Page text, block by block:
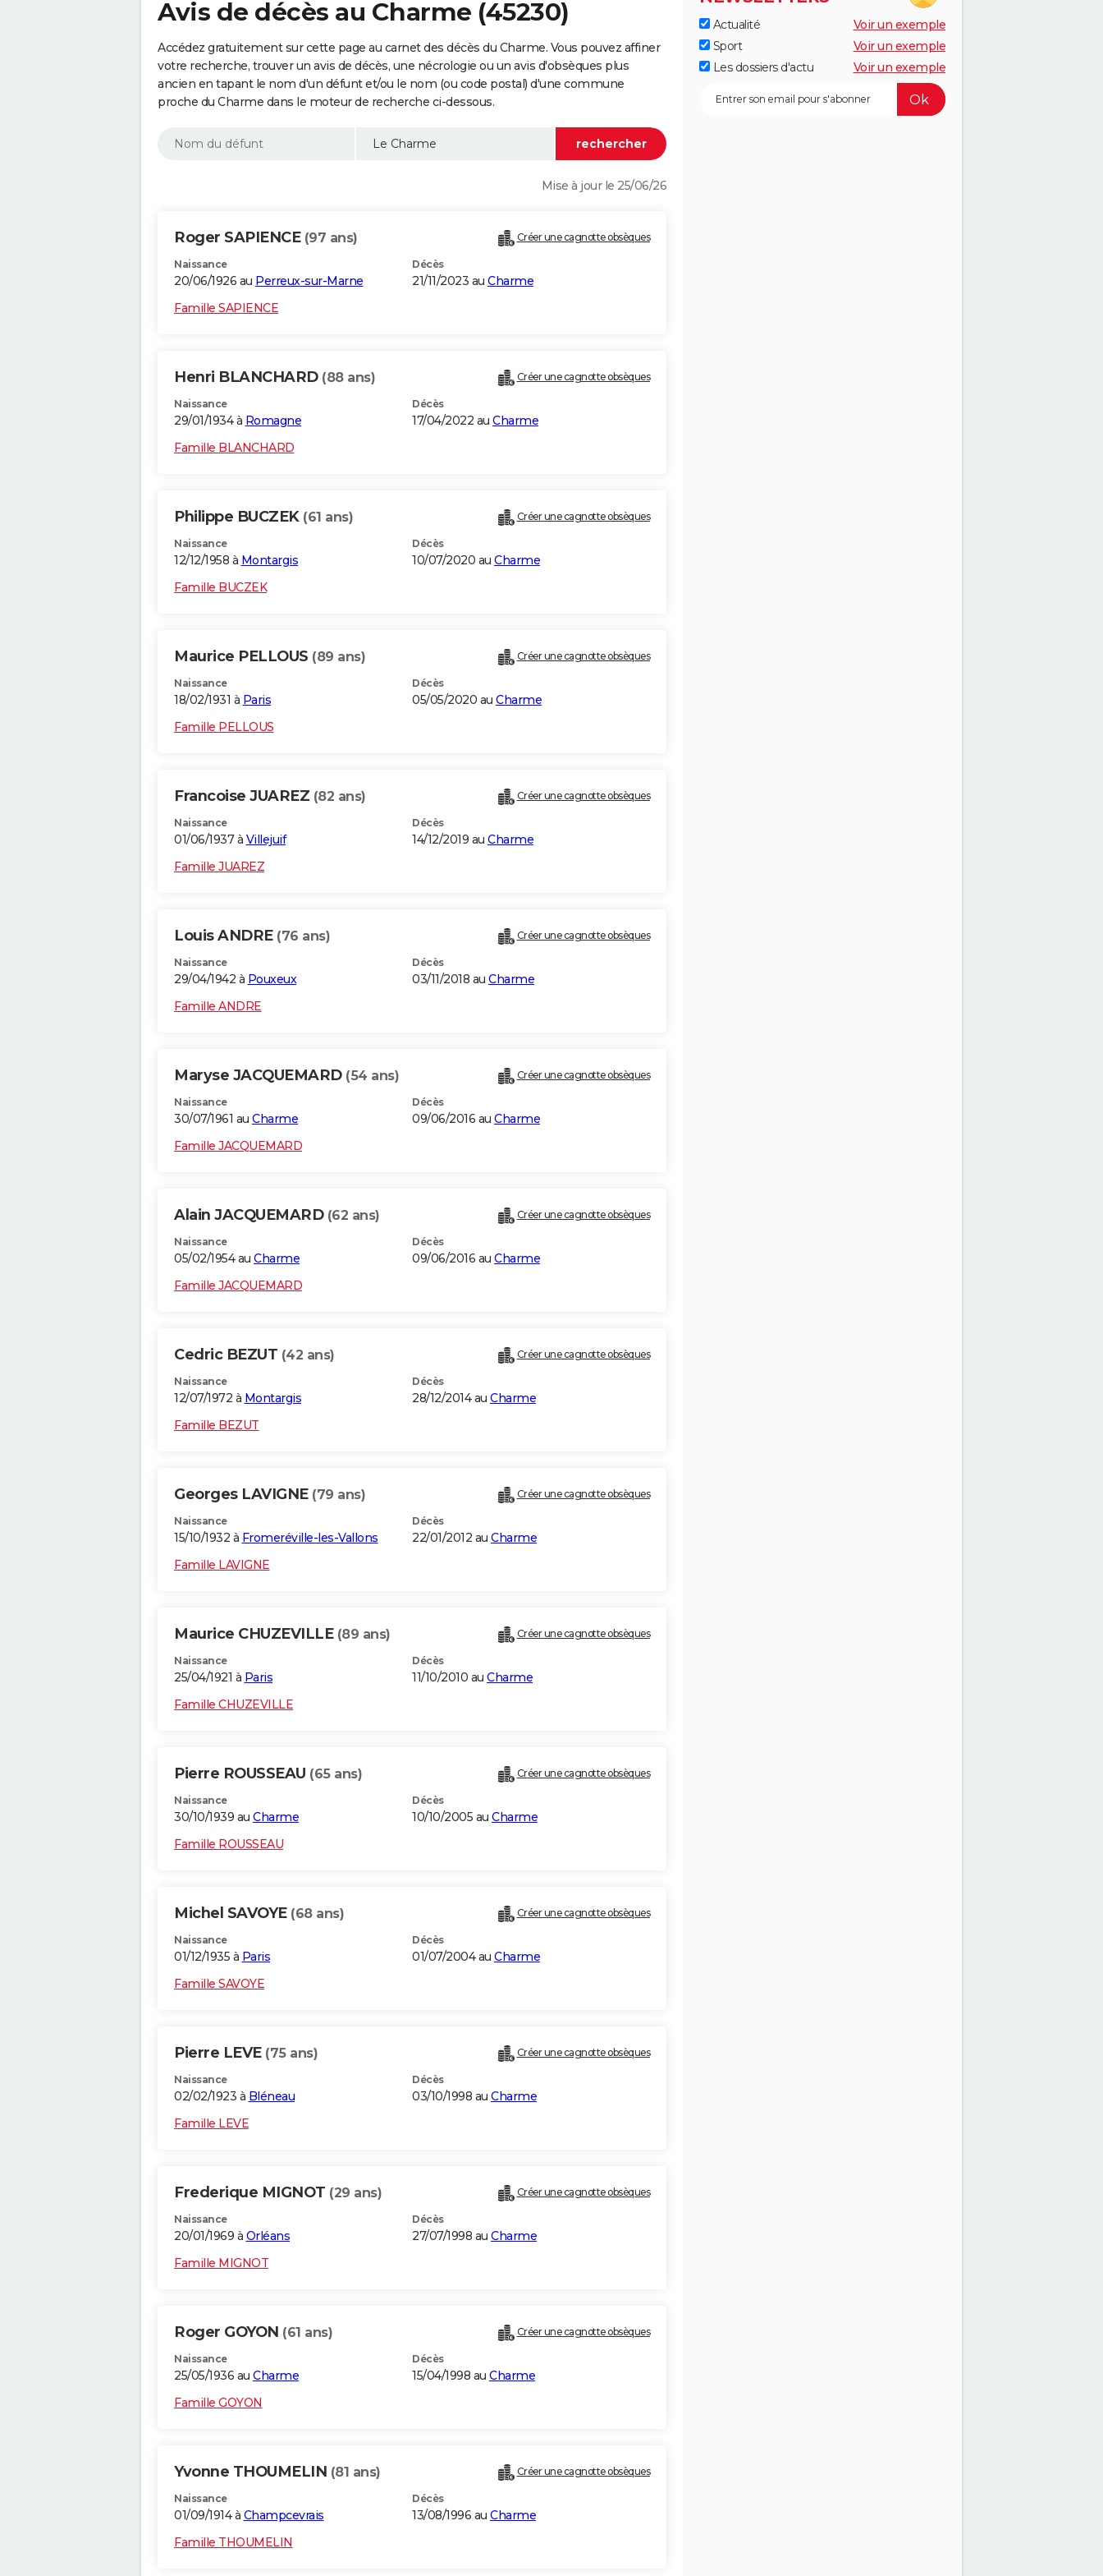
Avis de décès au Charme (45230)
Accédez gratuitement sur cette page au carnet des décès du Charme. Vous pouvez affiner
votre recherche, trouver un avis de décès, une nécrologie ou un avis d'obsèques plus
ancien en tapant le nom d'un défunt et/ou le nom (ou code postal) d'une commune
proche du Charme dans le moteur de recherche ci-dessous.
Mise à jour le 25/06/26
Roger SAPIENCE (97 ans) Créer une cagnotte obsèques
Naissance
20/06/1926 au Perreux-sur-Marne
Décès
21/11/2023 au Charme
Famille SAPIENCE
Henri BLANCHARD (88 ans) Créer une cagnotte obsèques
Naissance
29/01/1934 à Romagne
Décès
17/04/2022 au Charme
Famille BLANCHARD
Philippe BUCZEK (61 ans) Créer une cagnotte obsèques
Naissance
12/12/1958 à Montargis
Décès
10/07/2020 au Charme
Famille BUCZEK
Maurice PELLOUS (89 ans) Créer une cagnotte obsèques
Naissance
18/02/1931 à Paris
Décès
05/05/2020 au Charme
Famille PELLOUS
Francoise JUAREZ (82 ans) Créer une cagnotte obsèques
Naissance
01/06/1937 à Villejuif
Décès
14/12/2019 au Charme
Famille JUAREZ
Louis ANDRE (76 ans) Créer une cagnotte obsèques
Naissance
29/04/1942 à Pouxeux
Décès
03/11/2018 au Charme
Famille ANDRE
Maryse JACQUEMARD (54 ans) Créer une cagnotte obsèques
Naissance
30/07/1961 au Charme
Décès
09/06/2016 au Charme
Famille JACQUEMARD
Alain JACQUEMARD (62 ans) Créer une cagnotte obsèques
Naissance
05/02/1954 au Charme
Décès
09/06/2016 au Charme
Famille JACQUEMARD
Cedric BEZUT (42 ans) Créer une cagnotte obsèques
Naissance
12/07/1972 à Montargis
Décès
28/12/2014 au Charme
Famille BEZUT
Georges LAVIGNE (79 ans) Créer une cagnotte obsèques
Naissance
15/10/1932 à Fromeréville-les-Vallons
Décès
22/01/2012 au Charme
Famille LAVIGNE
Maurice CHUZEVILLE (89 ans) Créer une cagnotte obsèques
Naissance
25/04/1921 à Paris
Décès
11/10/2010 au Charme
Famille CHUZEVILLE
Pierre ROUSSEAU (65 ans) Créer une cagnotte obsèques
Naissance
30/10/1939 au Charme
Décès
10/10/2005 au Charme
Famille ROUSSEAU
Michel SAVOYE (68 ans) Créer une cagnotte obsèques
Naissance
01/12/1935 à Paris
Décès
01/07/2004 au Charme
Famille SAVOYE
Pierre LEVE (75 ans) Créer une cagnotte obsèques
Naissance
02/02/1923 à Bléneau
Décès
03/10/1998 au Charme
Famille LEVE
Frederique MIGNOT (29 ans) Créer une cagnotte obsèques
Naissance
20/01/1969 à Orléans
Décès
27/07/1998 au Charme
Famille MIGNOT
Roger GOYON (61 ans) Créer une cagnotte obsèques
Naissance
25/05/1936 au Charme
Décès
15/04/1998 au Charme
Famille GOYON
Yvonne THOUMELIN (81 ans) Créer une cagnotte obsèques
Naissance
01/09/1914 à Champcevrais
Décès
13/08/1996 au Charme
Famille THOUMELIN
Actualité
Voir un exemple
Sport
Voir un exemple
Les dossiers d'actu
Voir un exemple